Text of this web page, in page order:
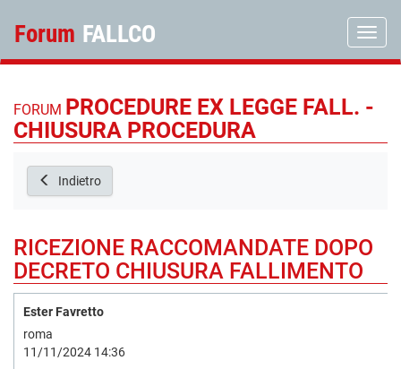
Forum FALLCO
FORUM PROCEDURE EX LEGGE FALL. -
CHIUSURA PROCEDURA
Indietro
RICEZIONE RACCOMANDATE DOPO
DECRETO CHIUSURA FALLIMENTO
Ester Favretto
roma
11/11/2024 14:36